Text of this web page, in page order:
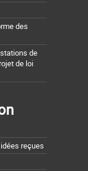
des
de
de loi
reçues